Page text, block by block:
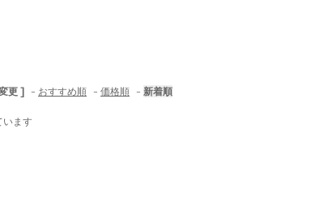
更 ] - おすすめ順 - 価格順 - 新着順
います